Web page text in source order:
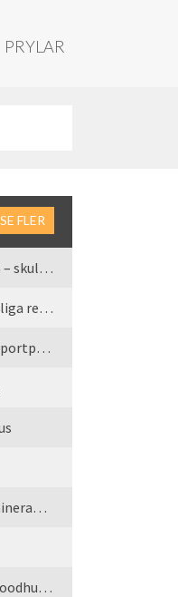
PRYLAR
SE FLER
Fares skrattar hela vägen till banken – skulle vi tro
Games Made in Sweden 2026 – Den årliga rean är tillbaka
Hazelight Studios får regeringens exportpris 2025
Nordic Game Awards 2026 – Alla nominerade spel
Idag stänger Vampire Masquerade Bloodhunt servrarna